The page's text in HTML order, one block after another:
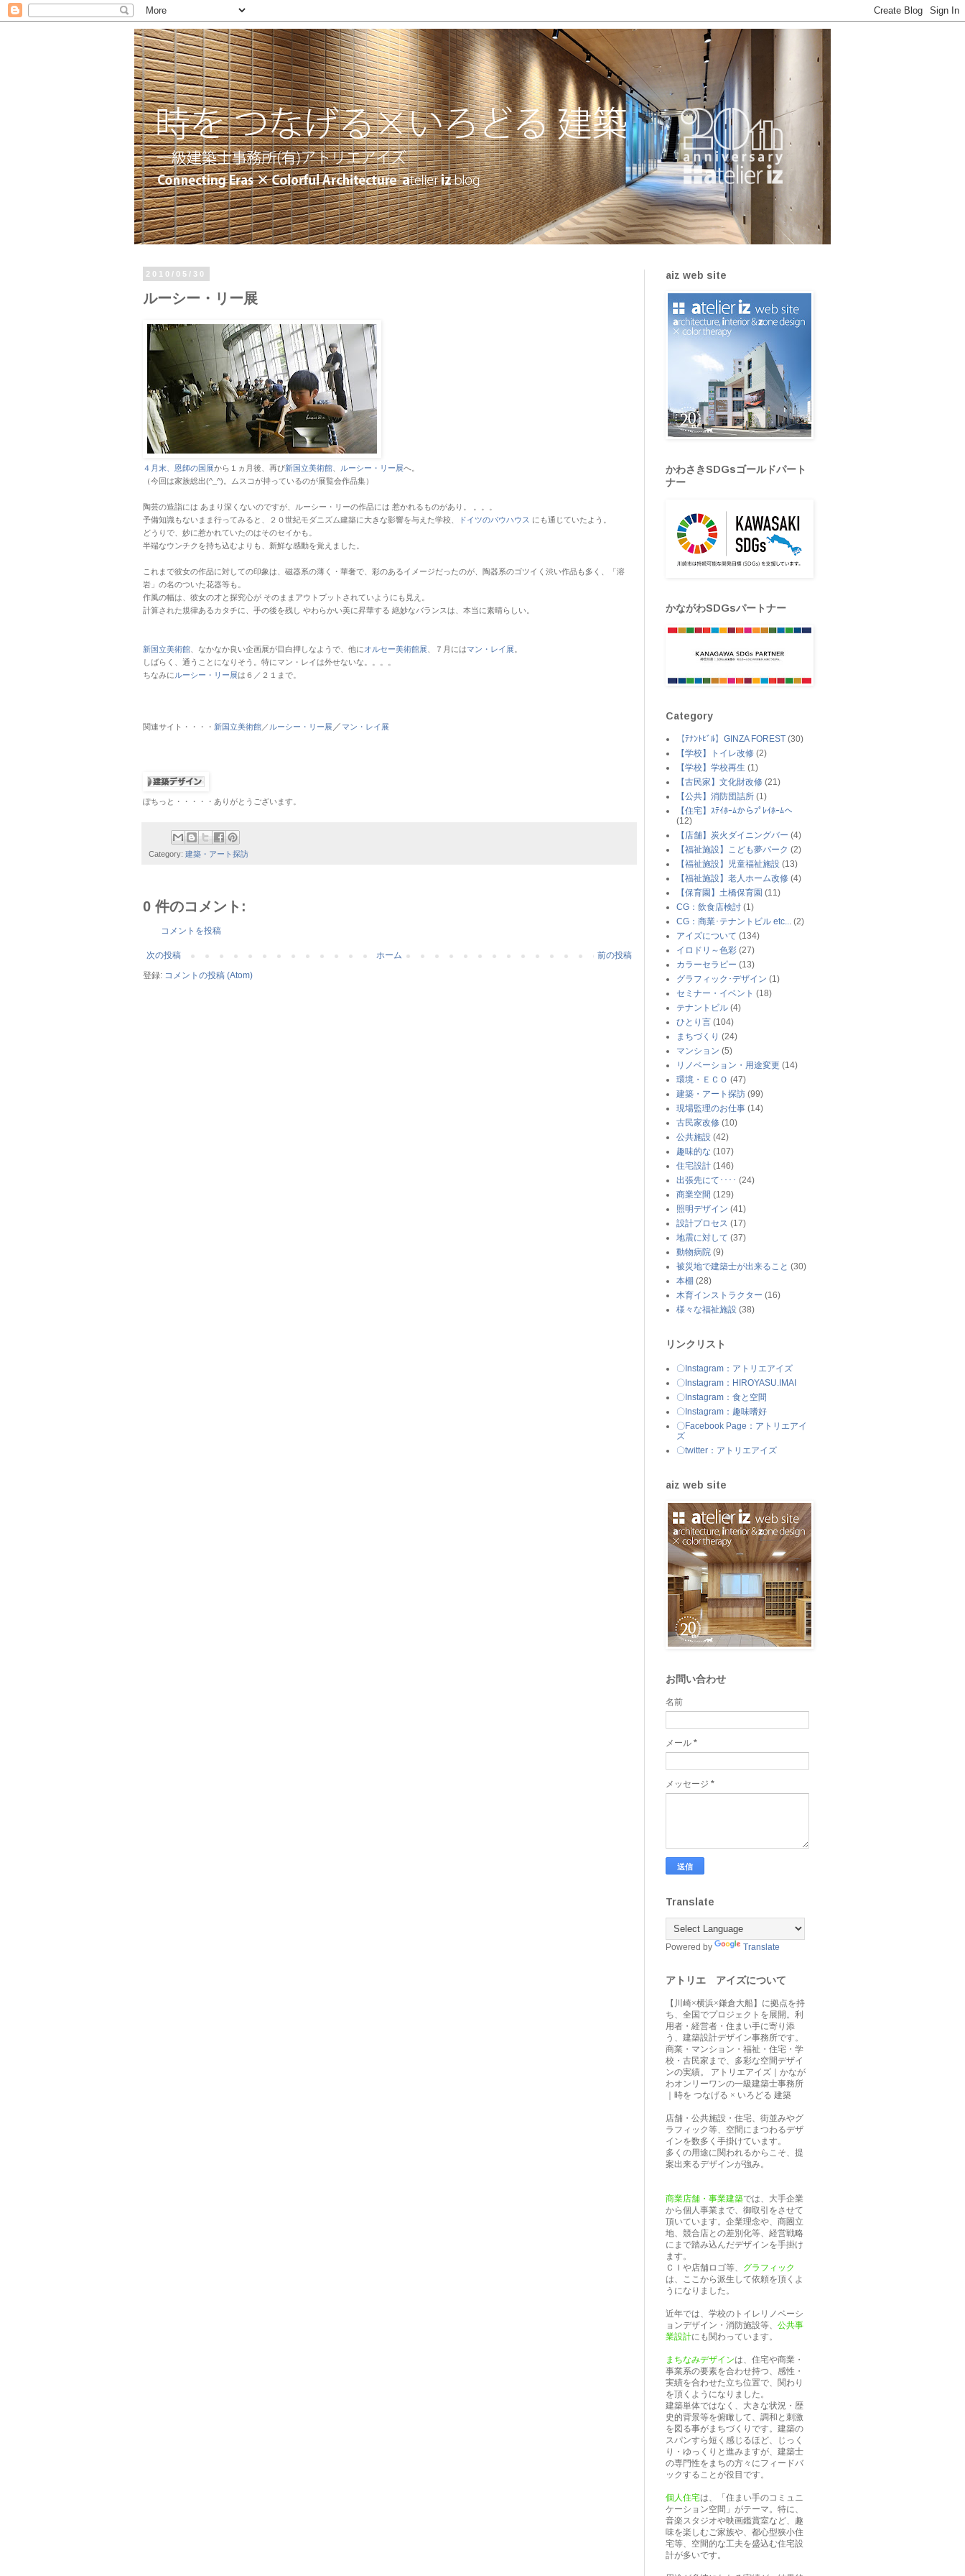
2010/05/30
ルーシー・リー展
４月末、恩師の国展から１ヵ月後、再び新国立美術館 ルーシー・リー展へ。
（今回は家族総出(^_^)。ムスコが持っているのが展覧会作品集）
陶芸の造詣には あまり深くないのですが、ルーシー・リーの作品には 惹かれるものがあり。 。。。
予備知識もないまま行ってみると、２０世紀モダニズム建築に大きな影響を与えた学校、
ドイツのバウハウス にも通じていたよう。
どうりで、妙に惹かれていたのはそのセイかも。
半端なウンチクを持ち込むよりも、新鮮な感動を覚えました。
これまで彼女の作品に対しての印象は、磁器系の薄く・華奢で、彩のあるイメージだったのが、陶器系のゴツイく渋い作品も多く、「溶
岩」の名のついた花器等も。
作風の幅は、彼女の才と探究心が そのままアウトプットされていようにも見え。
計算された規律あるカタチに、手の後を残し やわらかい美に昇華する 絶妙なバランスは、本当に素晴らしい。
新国立美術館 、なかなか良い企画展が目白押しなようで、他にオルセー美術館展 、７月にはマン・レイ展
しばらく、通うことになりそう。特にマン・レイは外せないな。。。。
ちなみにルーシー・リー展は６／２１まで。
関連サイト・・・・ 新国立美術館 ／ ルーシー・リー展 ／ マン・レイ展
ぽちっと・・・・・ありがとうございます。
Category: 建築・アート探訪
0 件のコメント:
コメントを投稿
次の投稿 前の投稿
ホーム
登録: コメントの投稿 (Atom)
aiz web site
かわさきSDGsゴールドパート
ナー
かながわSDGsパートナー
Category
【ﾃﾅﾝﾄﾋﾞﾙ】GINZA FOREST (30)
【学校】トイレ改修 (2)
【学校】学校再生 (1)
【古民家】文化財改修 (21)
【公共】消防団詰所 (1)
【住宅】ｽﾃｲﾎｰﾑからﾌﾟﾚｲﾎｰﾑへ
(12)
【店舗】炭火ダイニングバー (4)
【福祉施設】こども夢パーク (2)
【福祉施設】児童福祉施設 (13)
【福祉施設】老人ホーム改修 (4)
【保育園】土橋保育園 (11)
CG：飲食店検討 (1)
CG：商業･テナントビル etc... (2)
アイズについて (134)
イロドリ～色彩 (27)
カラーセラピー (13)
グラフィック･デザイン (1)
セミナー・イベント (18)
テナントビル (4)
ひとり言 (104)
まちづくり (24)
マンション (5)
リノベーション・用途変更 (14)
環境・ＥＣＯ (47)
建築・アート探訪 (99)
現場監理のお仕事 (14)
古民家改修 (10)
公共施設 (42)
趣味的な (107)
住宅設計 (146)
出張先にて････ (24)
商業空間 (129)
照明デザイン (41)
設計プロセス (17)
地震に対して (37)
動物病院 (9)
被災地で建築士が出来ること (30)
本棚 (28)
木育インストラクター (16)
様々な福祉施設 (38)
リンクリスト
〇Instagram：アトリエアイズ
〇Instagram：HIROYASU.IMAI
〇Instagram：食と空間
〇Instagram：趣味嗜好
〇Facebook Page：アトリエアイ
ズ
〇twitter：アトリエアイズ
aiz web site
お問い合わせ
名前
メール *
メッセージ *
Translate
Powered by Translate
アトリエ アイズについて
【川崎×横浜×鎌倉大船】に拠点を持
ち、全国でプロジェクトを展開。利
用者・経営者・住まい手に寄り添
う、建築設計デザイン事務所です。
商業・マンション・福祉・住宅・学
校・古民家まで、多彩な空間デザイ
ンの実績。 アトリエアイズ｜かなが
わオンリーワンの一級建築士事務所
｜時を つなげる × いろどる 建築
店舗・公共施設・住宅、街並みやグ
ラフィック等、空間にまつわるデザ
インを数多く手掛けています。
多くの用途に関われるからこそ、提
案出来るデザインが強み。
商業店舗・事業建築では、大手企業
から個人事業まで、御取引をさせて
頂いています。企業理念や、商圏立
地、競合店との差別化等、経営戦略
にまで踏み込んだデザインを手掛け
ます。
ＣＩや店舗ロゴ等、 グラフィック
は、ここから派生して依頼を頂くよ
うになりました。
近年では、学校のトイレリノベーシ
ョンデザイン・消防施設等、 公共事
業設計にも関わっています。
まちなみデザインは、住宅や商業・
事業系の要素を合わせ持つ、感性・
実績を合わせた立ち位置で、関わり
を頂くようになりました。
建築単体ではなく、大きな状況・歴
史的背景等を俯瞰して、調和と刺激
を図る事がまちづくりです。建築の
スパンすら短く感じるほど、じっく
り・ゆっくりと進みますが、建築士
の専門性をまちの方々にフィードバ
ックすることが役目です。
個人住宅は、「住まい手のコミュニ
ケーション空間」がテーマ。特に、
音楽スタジオや映画鑑賞室など、趣
味を楽しむご家族や、都心型狭小住
宅等、空間的な工夫を盛込む住宅設
計が多いです。